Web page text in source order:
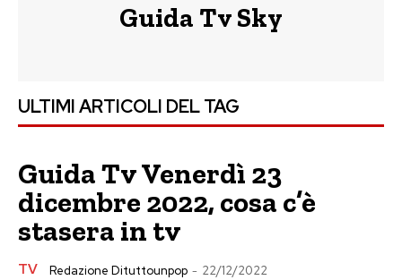
Guida Tv Sky
ULTIMI ARTICOLI DEL TAG
Guida Tv Venerdì 23
dicembre 2022, cosa c’è
stasera in tv
TV Redazione Dituttounpop - 22/12/2022